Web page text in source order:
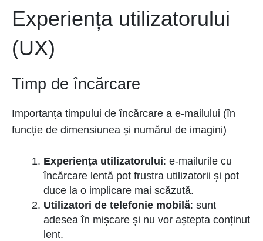
Experiența utilizatorului
(UX)
Timp de încărcare
Importanța timpului de încărcare a e-mailului (în
funcție de dimensiunea și numărul de imagini)
Experiența utilizatorului: e-mailurile cu
încărcare lentă pot frustra utilizatorii și pot
duce la o implicare mai scăzută.
Utilizatori de telefonie mobilă: sunt
adesea în mișcare și nu vor aștepta conținut
lent.